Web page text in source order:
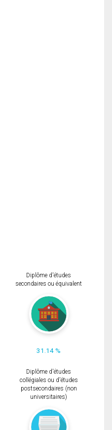
Diplôme d'études
secondaires ou équivalent
31.14 %
Diplôme d'études
collégiales ou d'études
postsecondaires (non
universitaires)